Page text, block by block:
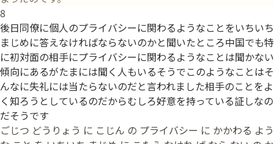
8
後日同僚に個人のプライバシーに関わるようなことをいちいち
まじめに答えなければならないのかと聞いたところ中国でも特
に初対面の相手にプライバシーに関わるようなことは聞かない
傾向にあるがたまには聞く人もいるそうでこのようなことはそ
んなに失礼には当たらないのだと言われました相手のことをよ
く知ろうとしているのだからむしろ好意を持っている証しなの
だそうです
ごじつ どうりょう に こじん の プライバシー に かかわる よう